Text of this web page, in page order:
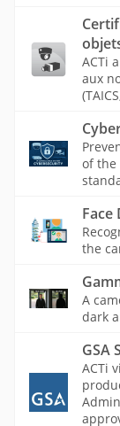
ACTi
aux
of the
Face
the
A
dark
GSA
ACTi